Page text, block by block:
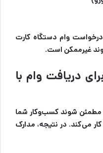
وام دستگاه کارت
غیرممکن است.
دریافت وام با
مطمئن شوند کسب‌وکار شما
می‌کند. در نتیجه، مدارک